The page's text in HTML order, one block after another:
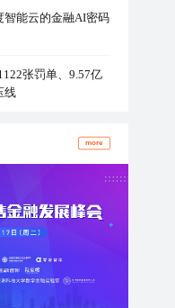
智能云的金融AI密码
张罚单、9.57亿
线
more